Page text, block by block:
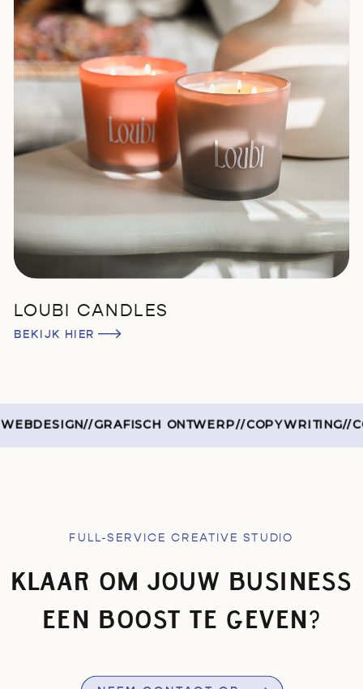
BEKIJK HIER
LOUBI CANDLES
//GRAFISCH ONTWERP//COPYWRITING//
KLAAR OM JOUW BUSINESS
EEN BOOST TE GEVEN?
FULL-SERVICE CREATIVE STUDIO